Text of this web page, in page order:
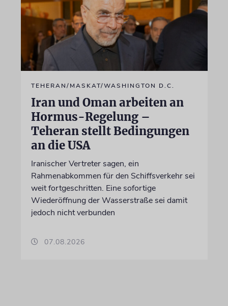
TEHERAN/MASKAT/WASHINGTON D.C.
Iran und Oman arbeiten an
Hormus-Regelung –
Teheran stellt Bedingungen
an die USA
Iranischer Vertreter sagen, ein
Rahmenabkommen für den Schiffsverkehr sei
weit fortgeschritten. Eine sofortige
Wiederöffnung der Wasserstraße sei damit
jedoch nicht verbunden
07.08.2026